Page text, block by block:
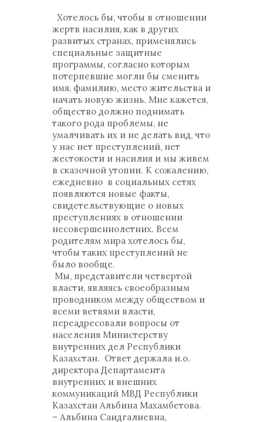
Хотелось бы, чтобы в отношении
жертв насилия, как в других
развитых странах, применялись
специальные защитные
программы, согласно которым
потерпевшие могли бы сменить
имя, фамилию, место жительства и
начать новую жизнь. Мне кажется,
общество должно поднимать
такого рода проблемы, не
умалчивать их и не делать вид, что
у нас нет преступлений, нет
жестокости и насилия и мы живем
в сказочной утопии. К сожалению,
ежедневно в социальных сетях
появляются новые факты,
свидетельствующие о новых
преступлениях в отношении
несовершеннолетних. Всем
родителям мира хотелось бы,
чтобы таких преступлений не
было вообще.
Мы, представители четвертой
власти, являясь своеобразным
проводником между обществом и
всеми ветвями власти,
переадресовали вопросы от
населения Министерству
внутренних дел Республики
Казахстан. Ответ держала и.о.
директора Департамента
внутренних и внешних
коммуникаций МВД Республики
Казахстан Альбина Махамбетова.
– Альбина Саидгалиевна,